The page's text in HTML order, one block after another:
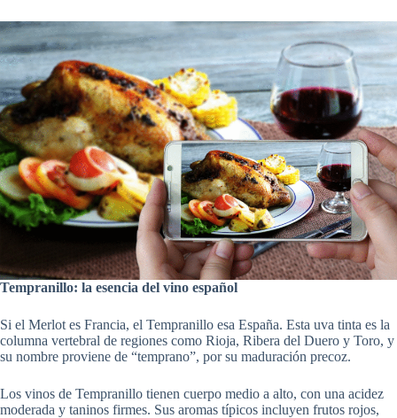
Tempranillo: la esencia del vino español
Si el Merlot es Francia, el Tempranillo esa España. Esta uva tinta es la
columna vertebral de regiones como Rioja, Ribera del Duero y Toro, y
su nombre proviene de “temprano”, por su maduración precoz.
Los vinos de Tempranillo tienen cuerpo medio a alto, con una acidez
moderada y taninos firmes. Sus aromas típicos incluyen frutos rojos,